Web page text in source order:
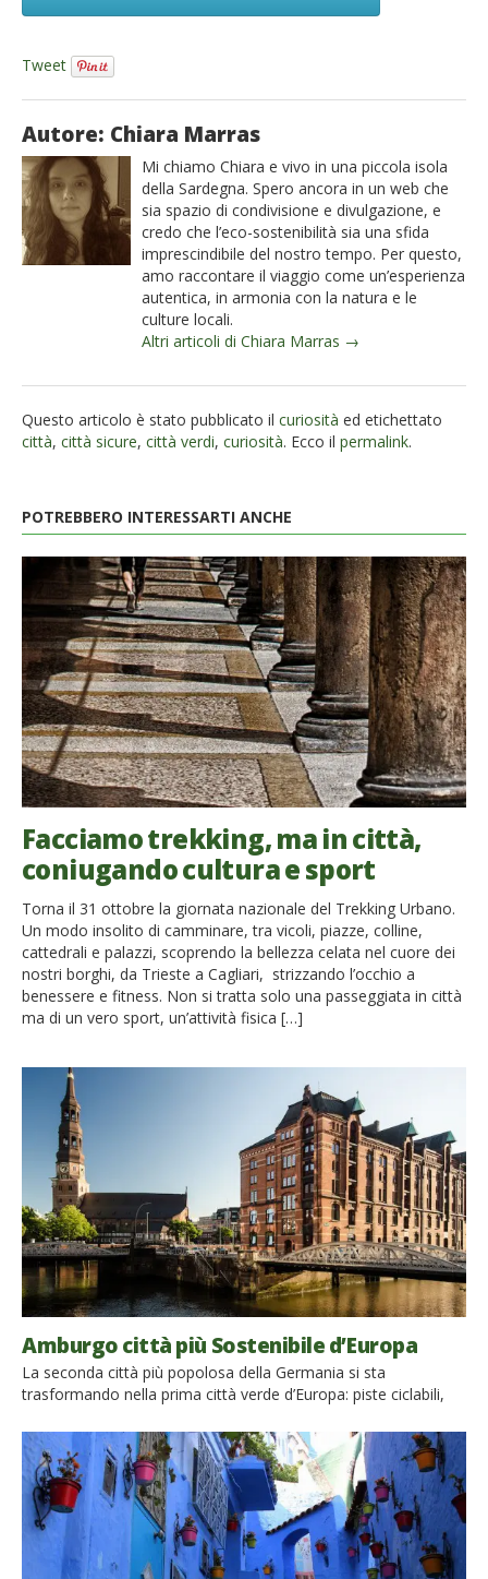
Tweet
Autore: Chiara Marras
Mi chiamo Chiara e vivo in una piccola isola
della Sardegna. Spero ancora in un web che
sia spazio di condivisione e divulgazione, e
credo che l’eco-sostenibilità sia una sfida
imprescindibile del nostro tempo. Per questo,
amo raccontare il viaggio come un’esperienza
autentica, in armonia con la natura e le
culture locali.
Altri articoli di Chiara Marras →
Questo articolo è stato pubblicato il curiosità ed etichettato
città, città sicure, città verdi, curiosità. Ecco il permalink.
POTREBBERO INTERESSARTI ANCHE
Facciamo trekking, ma in città,
coniugando cultura e sport
Torna il 31 ottobre la giornata nazionale del Trekking Urbano.
Un modo insolito di camminare, tra vicoli, piazze, colline,
cattedrali e palazzi, scoprendo la bellezza celata nel cuore dei
nostri borghi, da Trieste a Cagliari, strizzando l’occhio a
benessere e fitness. Non si tratta solo una passeggiata in città
ma di un vero sport, un’attività fisica […]
Amburgo città più Sostenibile d’Europa
La seconda città più popolosa della Germania si sta
trasformando nella prima città verde d’Europa: piste ciclabili,
quartieri sono solo alcune delle pratiche virtuose messe in atto
dall’amministrazione della città, che ogni giorno dimostra
come sia possibile svilupparsi economicamente nel rispetto
dell’ambiente. L’ultima notizia riguarda la messa al […]